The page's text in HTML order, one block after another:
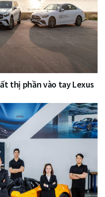
thị phần vào tay Lexus